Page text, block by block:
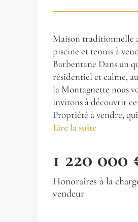
Maison traditionnelle
piscine et tennis à
Barbentane Dans un
résidentiel et calme,
la Montagnette nous
invitons à découvrir
Propriété à vendre,
Lire la suite
1 220 000
Honoraires à la
vendeur